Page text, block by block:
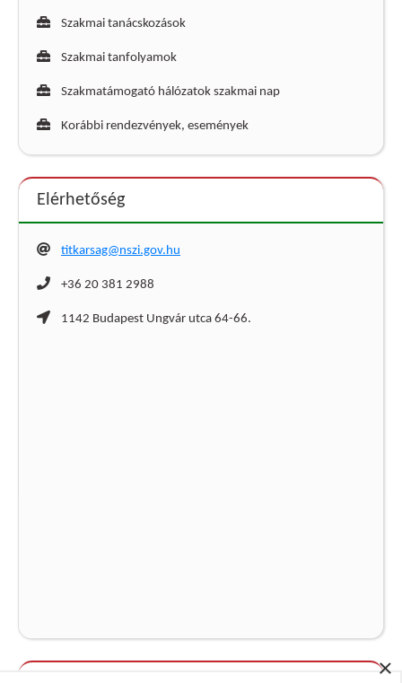
×
Szakmai tanácskozások
Szakmai tanfolyamok
Szakmatámogató hálózatok szakmai nap
Korábbi rendezvények, események
Elérhetőség
titkarsag@nszi.gov.hu
+36 20 381 2988
1142 Budapest Ungvár utca 64-66.